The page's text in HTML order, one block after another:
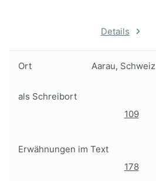
Details
Ort Aarau, Schweiz
als Schreibort
109
Erwähnungen im Text
178